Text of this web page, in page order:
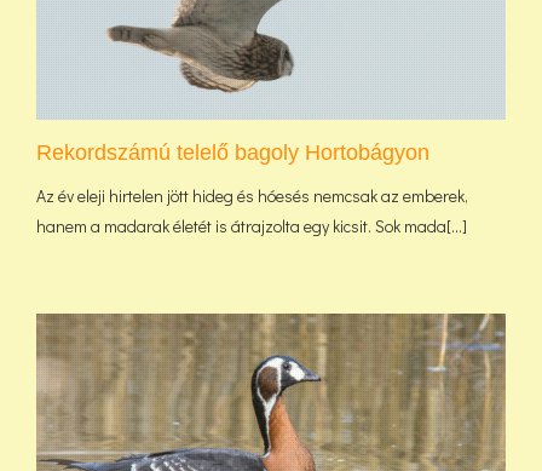
Rekordszámú telelő bagoly Hortobágyon
Az év eleji hirtelen jött hideg és hóesés nemcsak az emberek,
hanem a madarak életét is átrajzolta egy kicsit. Sok mada[...]